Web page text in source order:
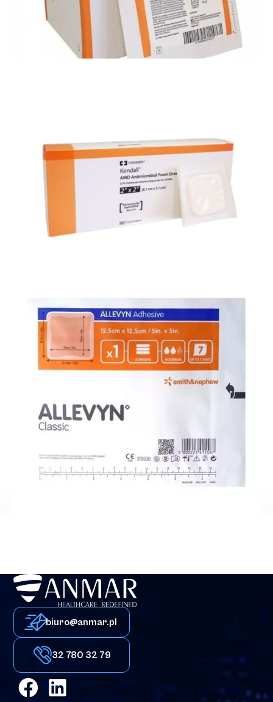
Bakteriobójczy okrągły opatrunek piankowy z
nacieciem
Materiały opatrunkowe i leczenie ran
Bakterobójczy opatrunek piankowy AMD
biuro@anmar.pl
32 780 32 79